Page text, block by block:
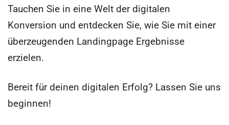
Tauchen Sie in eine Welt der digitalen
Konversion und entdecken Sie, wie Sie mit einer
überzeugenden Landingpage Ergebnisse
erzielen.
Bereit für deinen digitalen Erfolg? Lassen Sie uns
beginnen!